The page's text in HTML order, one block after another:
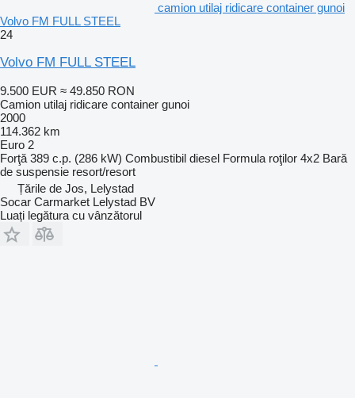
camion utilaj ridicare container gunoi
Volvo FM FULL STEEL
24
Volvo FM FULL STEEL
9.500 EUR ≈ 49.850 RON
Camion utilaj ridicare container gunoi
2000
114.362 km
Euro 2
Forţă 389 c.p. (286 kW) Combustibil diesel Formula roţilor 4x2 Bară
de suspensie resort/resort
Țările de Jos, Lelystad
Socar Carmarket Lelystad BV
Luați legătura cu vânzătorul